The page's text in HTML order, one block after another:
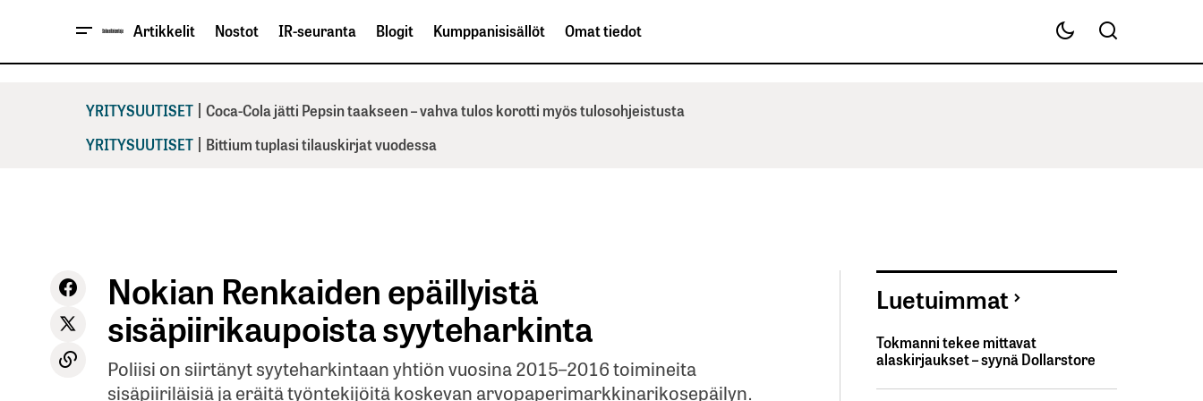
Artikkelit Nostot IR-seuranta Blogit Kumppanisisällöt Omat tiedot
YRITYSUUTISET | Coca-Cola jätti Pepsin taakseen – vahva tulos korotti myös tulosohjeistusta
YRITYSUUTISET | Bittium tuplasi tilauskirjat vuodessa
Nokian Renkaiden epäillyistä
sisäpiirikaupoista syyteharkinta
Poliisi on siirtänyt syyteharkintaan yhtiön vuosina 2015–2016 toimineita
sisäpiiriläisiä ja eräitä työntekijöitä koskevan arvopaperimarkkinarikosepäilyn.
Luetuimmat
Tokmanni tekee mittavat
alaskirjaukset – syynä Dollarstore